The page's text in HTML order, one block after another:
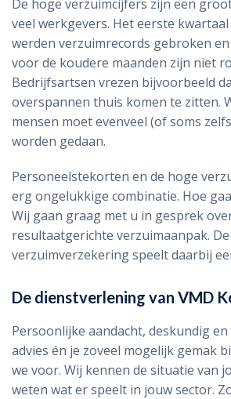
De hoge verzuimcijfers zijn een
veel werkgevers. Het eerste
werden verzuimrecords gebroken
voor de koudere maanden zijn niet
Bedrijfsartsen vrezen bijvoorbeeld
overspannen thuis komen te zitten.
mensen moet evenveel (of soms
worden gedaan.
Personeelstekorten en de hoge
erg ongelukkige combinatie. Hoe
Wij gaan graag met u in gesprek
resultaatgerichte verzuimaanpak. De
verzuimverzekering speelt daarbij
De dienstverlening van VMD
Persoonlijke aandacht, deskundig
advies én je zoveel mogelijk gemak
we voor. Wij kennen de situatie van
weten wat er speelt in jouw sector.